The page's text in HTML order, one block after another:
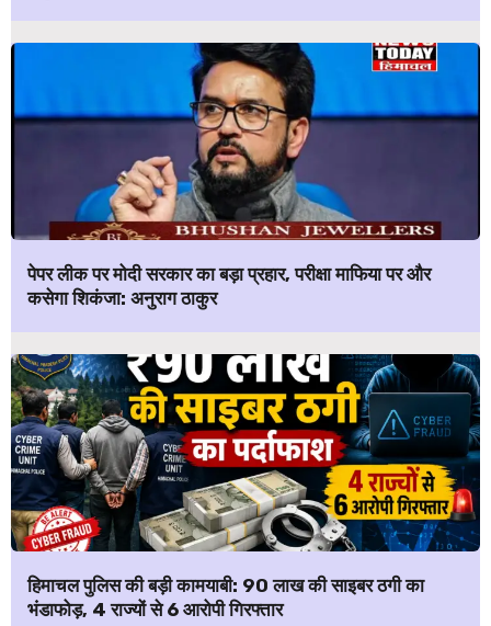
पेपर लीक पर मोदी सरकार का बड़ा प्रहार, परीक्षा माफिया पर और
कसेगा शिकंजा: अनुराग ठाकुर
हिमाचल पुलिस की बड़ी कामयाबी: ₹90 लाख की साइबर ठगी का
भंडाफोड़, 4 राज्यों से 6 आरोपी गिरफ्तार